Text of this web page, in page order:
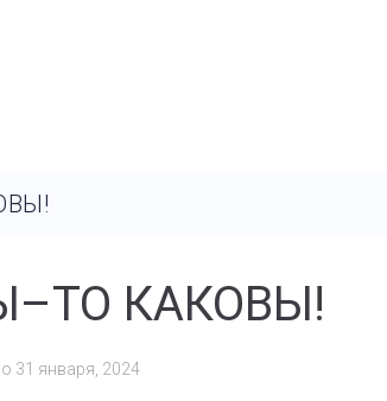
КАКОВЫ!
31 января, 2024